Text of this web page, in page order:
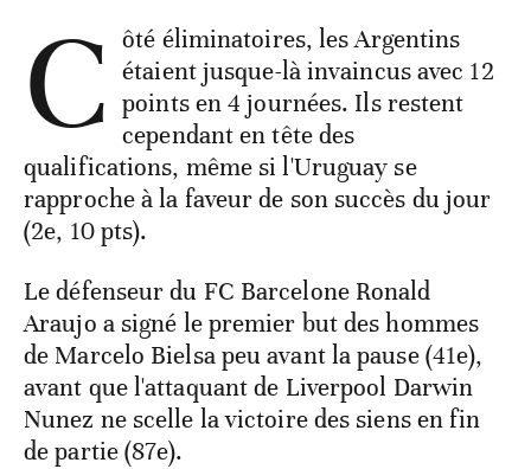
C ôté éliminatoires, les Argentins
étaient jusque-là invaincus avec 12
points en 4 journées. Ils restent
cependant en tête des
qualifications, même si l'Uruguay se
rapproche à la faveur de son succès du jour
(2e, 10 pts).
Le défenseur du FC Barcelone Ronald
Araujo a signé le premier but des hommes
de Marcelo Bielsa peu avant la pause (41e),
avant que l'attaquant de Liverpool Darwin
Nunez ne scelle la victoire des siens en fin
de partie (87e).